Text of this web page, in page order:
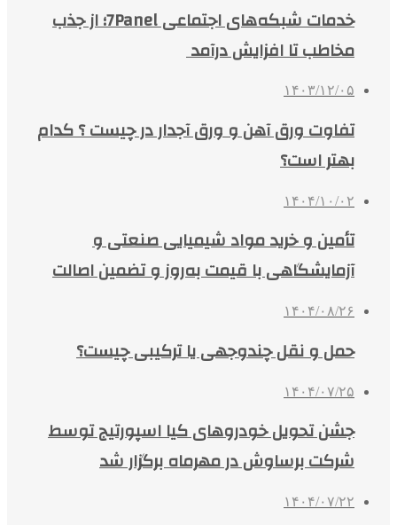
خدمات شبکه‌های اجتماعی 7Panel؛ از جذب
مخاطب تا افزایش درآمد
۱۴۰۳/۱۲/۰۵
تفاوت ورق آهن و ورق آجدار در چیست ؟ کدام
بهتر است؟
۱۴۰۴/۱۰/۰۲
تأمین و خرید مواد شیمیایی صنعتی و
آزمایشگاهی با قیمت به‌روز و تضمین اصالت
۱۴۰۴/۰۸/۲۶
حمل و نقل چندوجهی یا ترکیبی چیست؟
۱۴۰۴/۰۷/۲۵
جشن تحویل خودروهای کیا اسپورتیج توسط
شرکت برساوش در مهرماه برگزار شد
۱۴۰۴/۰۷/۲۲